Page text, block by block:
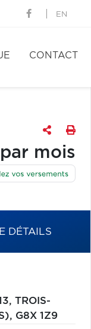
EN
CONTACT
mois
DÉTAILS
TROIS-
G8X 1Z9